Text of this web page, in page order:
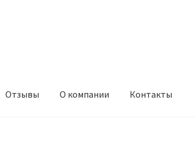
Отзывы О компании Контакты